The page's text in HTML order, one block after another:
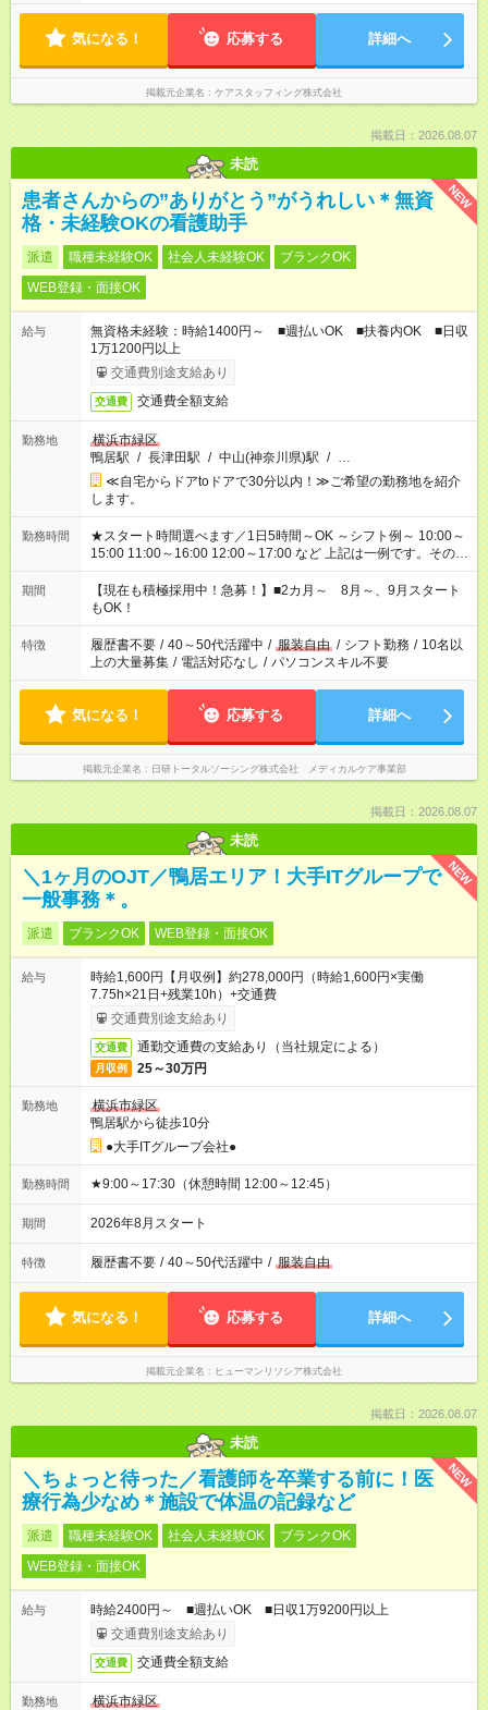
気になる！ 応募する 詳細へ
掲載元企業名 ケアスタッフィング株式会社
掲載日：2026.08.07
未読
NEW
患者さんからの”ありがとう”がうれしい＊無資
格・未経験OKの看護助手
派遣 職種未経験OK 社会人未経験OK
ブランクOK
WEB登録・面接OK
給与
無資格未経験：時給1400円～ ■週払いOK ■扶養内OK ■日収
1万1200円以上
交通費別途支給あり
交通費 交通費全額支給
勤務地
横浜市緑区
鴨居駅 / 長津田駅 / 中山(神奈川県)駅 / …
≪自宅からドアtoドアで30分以内！≫ご希望の勤務地を紹介
します。
勤務時間
★スタート時間選べます／1日5時間～OK ～シフト例～ 10:00～
15:00 11:00～16:00 12:00～17:00 など 上記は一例です。その他
シフトもご相談ください。 ※Wワークの場合当社と合わせて法
定労働時間が週40時間を超えなければOKです。
期間
【現在も積極採用中！急募！】■2カ月～ 8月～、9月スタート
もOK！
特徴 履歴書不要 / 40～50代活躍中 / 服装自由 / シフト勤務 / 10名以
上の大量募集 / 電話対応なし / パソコンスキル不要
気になる！ 応募する 詳細へ
掲載元企業名 日研トータルソーシング株式会社 メディカルケア事業部
掲載日：2026.08.07
未読
NEW
＼1ヶ月のOJT／鴨居エリア！大手ITグループで
一般事務＊。
派遣 ブランクOK WEB登録・面接OK
給与
時給1,600円【月収例】約278,000円（時給1,600円×実働
7.75h×21日+残業10h）+交通費
交通費別途支給あり
交通費 通勤交通費の支給あり（当社規定による）
月収例 25～30万円
勤務地
横浜市緑区
鴨居駅から徒歩10分
●大手ITグループ会社●
勤務時間 ★9:00～17:30（休憩時間 12:00～12:45）
期間 2026年8月スタート
特徴 履歴書不要 / 40～50代活躍中 / 服装自由
気になる！ 応募する 詳細へ
掲載元企業名 ヒューマンリソシア株式会社
掲載日：2026.08.07
未読
NEW
＼ちょっと待った／看護師を卒業する前に！医
療行為少なめ＊施設で体温の記録など
派遣 職種未経験OK 社会人未経験OK
ブランクOK
WEB登録・面接OK
給与
時給2400円～ ■週払いOK ■日収1万9200円以上
交通費別途支給あり
交通費 交通費全額支給
勤務地
横浜市緑区